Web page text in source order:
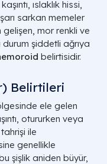
ıslaklık hissi,
sarkan memeler
mor renkli ve
şiddetli ağrıya
belirtisidir.
Belirtileri
ele gelen
otururken veya
ile
genellikle
şişlik aniden büyür,